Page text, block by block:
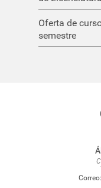
Oferta de
semestre
Correo: